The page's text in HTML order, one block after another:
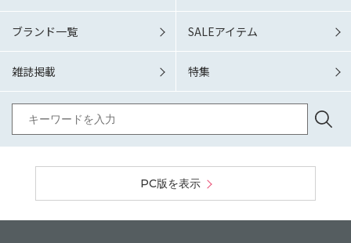
ブランド一覧 SALEアイテム
雑誌掲載 特集
PC版を表示